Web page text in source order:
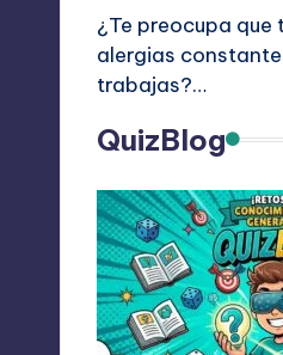
¿Te preocupa que
alergias
trabajas?…
QuizBlog